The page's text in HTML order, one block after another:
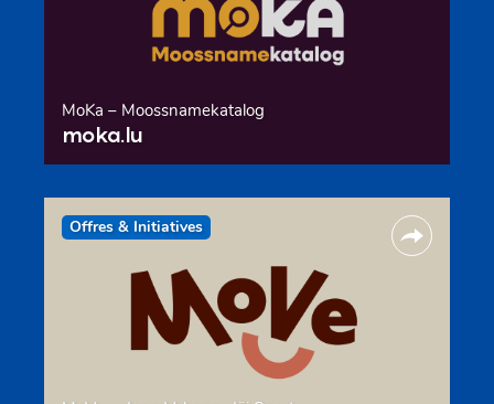
MoKa – Moossnamekatalog
moka.lu
Offres & Initiatives